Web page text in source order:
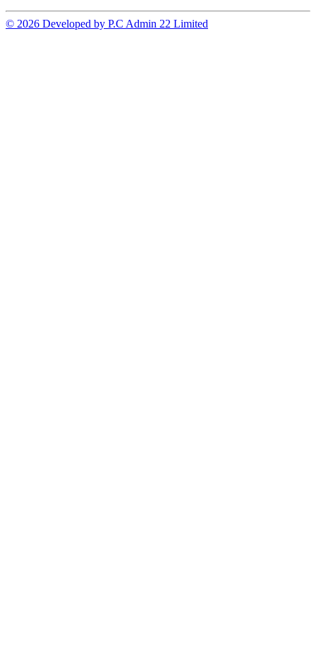
© 2026 Developed by P.C Admin 22 Limited